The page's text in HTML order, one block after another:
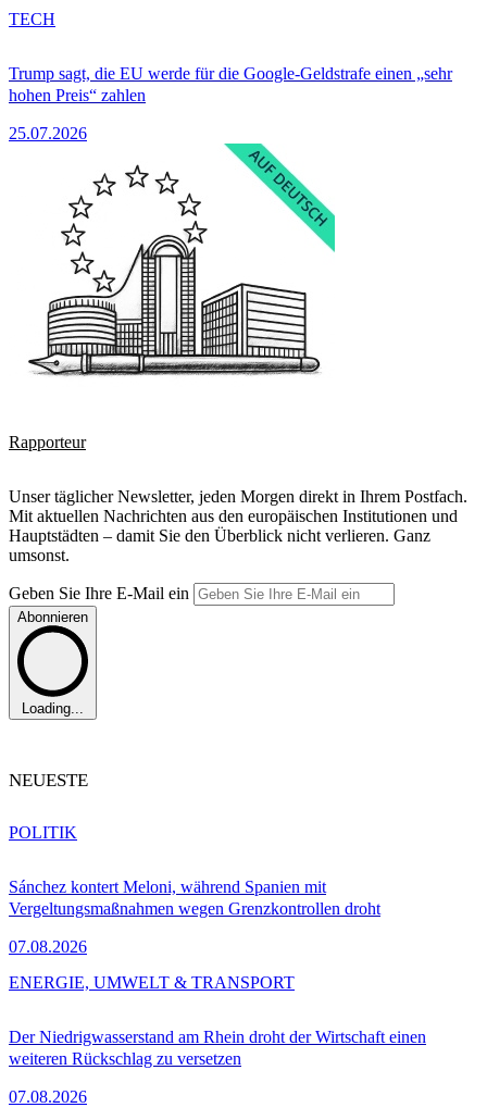
Trump sagt, die EU werde für die Google-Geldstrafe einen „sehr
hohen Preis“ zahlen
25.07.2026
TECH
Rapporteur
Unser täglicher Newsletter, jeden Morgen direkt in Ihrem Postfach.
Mit aktuellen Nachrichten aus den europäischen Institutionen und
Hauptstädten – damit Sie den Überblick nicht verlieren. Ganz
umsonst.
Geben Sie Ihre E-Mail ein
Abonnieren
Loading...
NEUESTE
Sánchez kontert Meloni, während Spanien mit
Vergeltungsmaßnahmen wegen Grenzkontrollen droht
07.08.2026
POLITIK
Der Niedrigwasserstand am Rhein droht der Wirtschaft einen
weiteren Rückschlag zu versetzen
07.08.2026
ENERGIE, UMWELT & TRANSPORT